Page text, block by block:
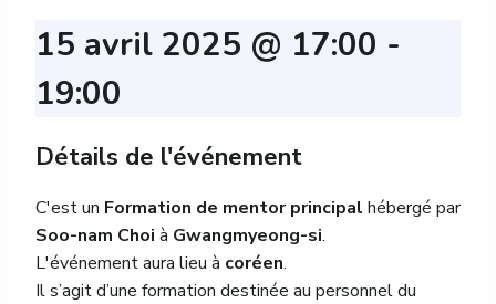
15 avril 2025 @ 17:00 -
19:00
Détails de l'événement
C'est un Formation de mentor principal hébergé par
Soo-nam Choi à Gwangmyeong-si.
L'événement aura lieu à coréen.
Il s’agit d’une formation destinée au personnel du